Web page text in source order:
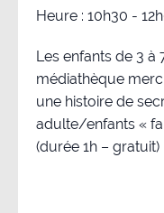
Heure : 10h30 -
Les enfants de 3 à
médiathèque
une histoire de
adulte/enfants «
(durée 1h – gratuit)